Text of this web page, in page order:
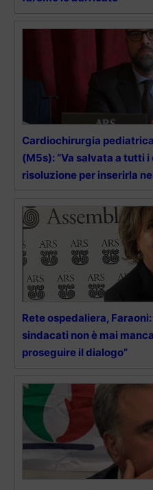
Cardiochirurgia
(M5s): “Va salvata a tutti
risoluzione per inserirla
Rete ospedaliera,
sindacati non è mai
proseguire il dialogo”